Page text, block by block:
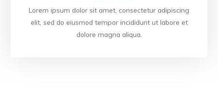
Lorem ipsum dolor sit amet, consectetur adipiscing
elit, sed do eiusmod tempor incididunt ut labore et
dolore magna aliqua.